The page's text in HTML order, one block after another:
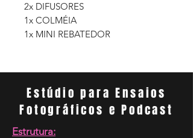
2x DIFUSORES
1x COLMÉIA
1x MINI REBATEDOR
Estúdio para Ensaios
Fotográficos e Podcast
Estrutura: